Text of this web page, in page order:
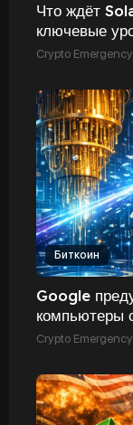
Что ждёт
ключевые
Crypto Emergency
Биткоин
Google
компьютеры
быстрее,
Crypto Emergency